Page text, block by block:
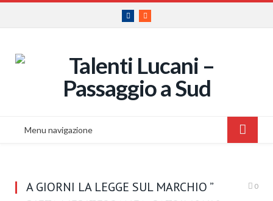
Facebook
RSS
Menu navigazione
A GIORNI LA LEGGE SUL MARCHIO ”
0